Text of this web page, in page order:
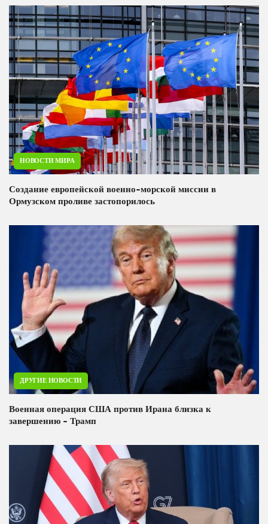
НОВОСТИ МИРА
Создание европейской военно-морской миссии в
Ормузском проливе застопорилось
ДРУГИЕ НОВОСТИ
Военная операция США против Ирана близка к
завершению - Трамп